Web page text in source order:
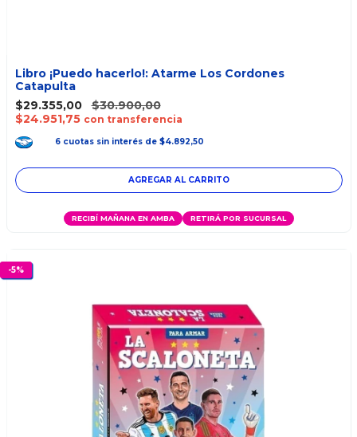
Libro ¡Puedo hacerlo!: Atarme Los Cordones
Catapulta
$29.355,00
$30.900,00
$24.951,75 con transferencia
6 cuotas sin interés de $4.892,50
RECIBÍ MAÑANA EN AMBA RETIRÁ POR SUCURSAL
-5%